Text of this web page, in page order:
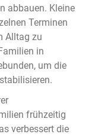
abbauen. Kleine
Terminen
Alltag zu
in
um die
frühzeitig
verbessert die